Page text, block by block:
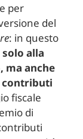
per
del
: in questo
alla
ma anche
contributi
fiscale
di